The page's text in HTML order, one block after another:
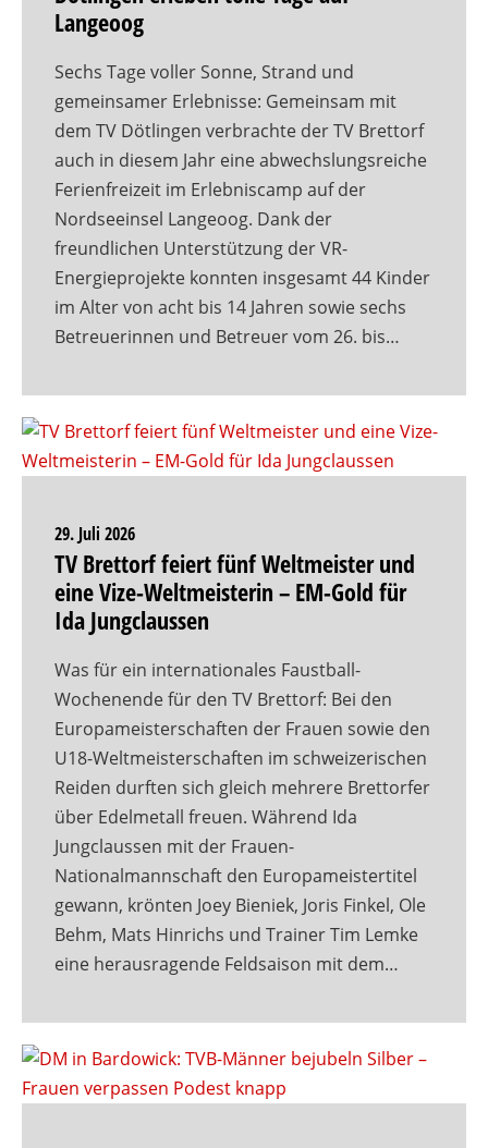
Langeoog
Sechs Tage voller Sonne, Strand und
gemeinsamer Erlebnisse: Gemeinsam mit
dem TV Dötlingen verbrachte der TV Brettorf
auch in diesem Jahr eine abwechslungsreiche
Ferienfreizeit im Erlebniscamp auf der
Nordseeinsel Langeoog. Dank der
freundlichen Unterstützung der VR-
Energieprojekte konnten insgesamt 44 Kinder
im Alter von acht bis 14 Jahren sowie sechs
Betreuerinnen und Betreuer vom 26. bis…
29. Juli 2026
TV Brettorf feiert fünf Weltmeister und
eine Vize-Weltmeisterin – EM-Gold für
Ida Jungclaussen
Was für ein internationales Faustball-
Wochenende für den TV Brettorf: Bei den
Europameisterschaften der Frauen sowie den
U18-Weltmeisterschaften im schweizerischen
Reiden durften sich gleich mehrere Brettorfer
über Edelmetall freuen. Während Ida
Jungclaussen mit der Frauen-
Nationalmannschaft den Europameistertitel
gewann, krönten Joey Bieniek, Joris Finkel, Ole
Behm, Mats Hinrichs und Trainer Tim Lemke
eine herausragende Feldsaison mit dem…